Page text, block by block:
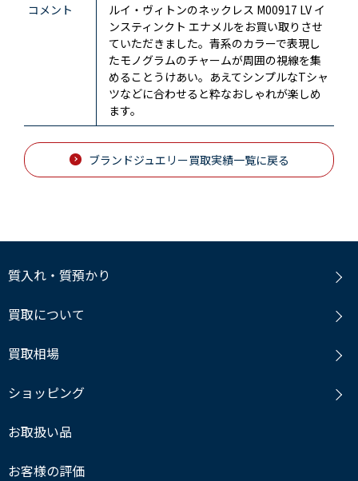
コメント
ルイ・ヴィトンのネックレス M00917 LV イ
ンスティンクト エナメルをお買い取りさせ
ていただきました。青系のカラーで表現し
たモノグラムのチャームが周囲の視線を集
めることうけあい。あえてシンプルなTシャ
ツなどに合わせると粋なおしゃれが楽しめ
ます。
ブランドジュエリー買取実績一覧に戻る
質入れ・質預かり
買取について
買取相場
ショッピング
お取扱い品
お客様の評価